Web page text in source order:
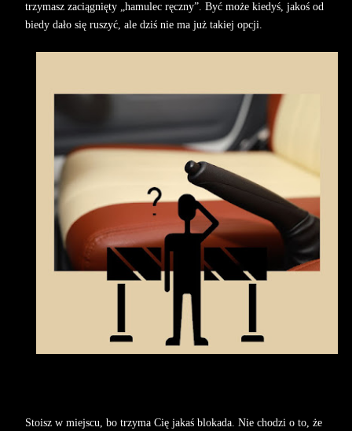
trzymasz zaciągnięty „hamulec ręczny”. Być może kiedyś, jakoś od
biedy dało się ruszyć, ale dziś nie ma już takiej opcji.
Stoisz w miejscu, bo trzyma Cię jakaś blokada. Nie chodzi o to, że